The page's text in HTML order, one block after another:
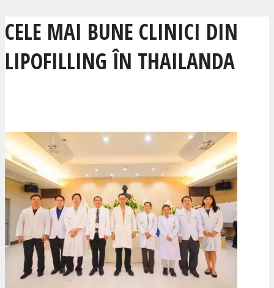
CELE MAI BUNE CLINICI DIN
LIPOFILLING ÎN THAILANDA